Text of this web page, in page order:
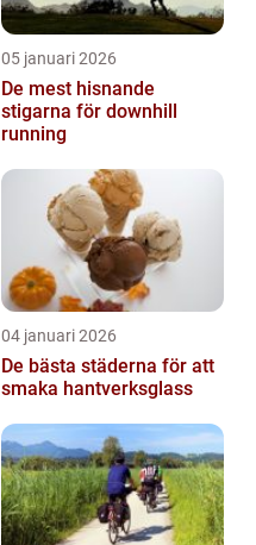
05 januari 2026
De mest hisnande
stigarna för downhill
running
04 januari 2026
De bästa städerna för att
smaka hantverksglass